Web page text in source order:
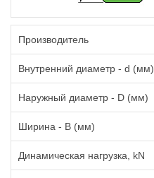
Производитель
Внутренний диаметр - d (мм)
Наружный диаметр - D (мм)
Ширина - B (мм)
Динамическая нагрузка, kN